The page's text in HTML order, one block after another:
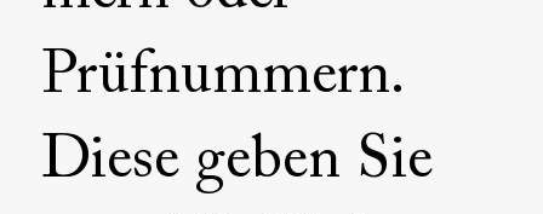
Prüfnummern.
Diese geben Sie